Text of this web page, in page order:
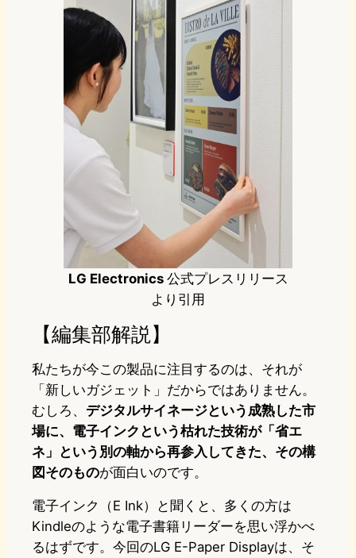
LG Electronics 公式プレスリリース
より引用
【編集部解説】
私たちが今この製品に注目するのは、それが
「新しいガジェット」だからではありません。
むしろ、 デジタルサイネージという成熟した市
場に、電子インクという枯れた技術が「省エ
ネ」という別の軸から再参入してきた、その構
図そのものが面白いのです。
電子インク（E Ink）と聞くと、多くの方は
Kindleのような電子書籍リーダーを思い浮かべ
るはずです。今回のLG E-Paper Displayは、そ